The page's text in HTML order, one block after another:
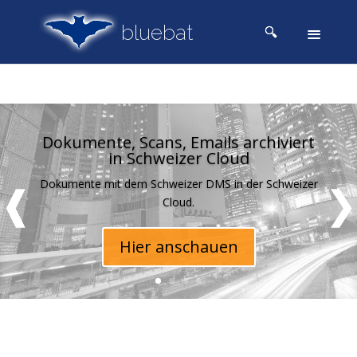
Dokumente, Scans, Emails archiviert
in Schweizer Cloud
Dokumente mit dem Schweizer DMS in der Schweizer
Cloud.
Hier anschauen